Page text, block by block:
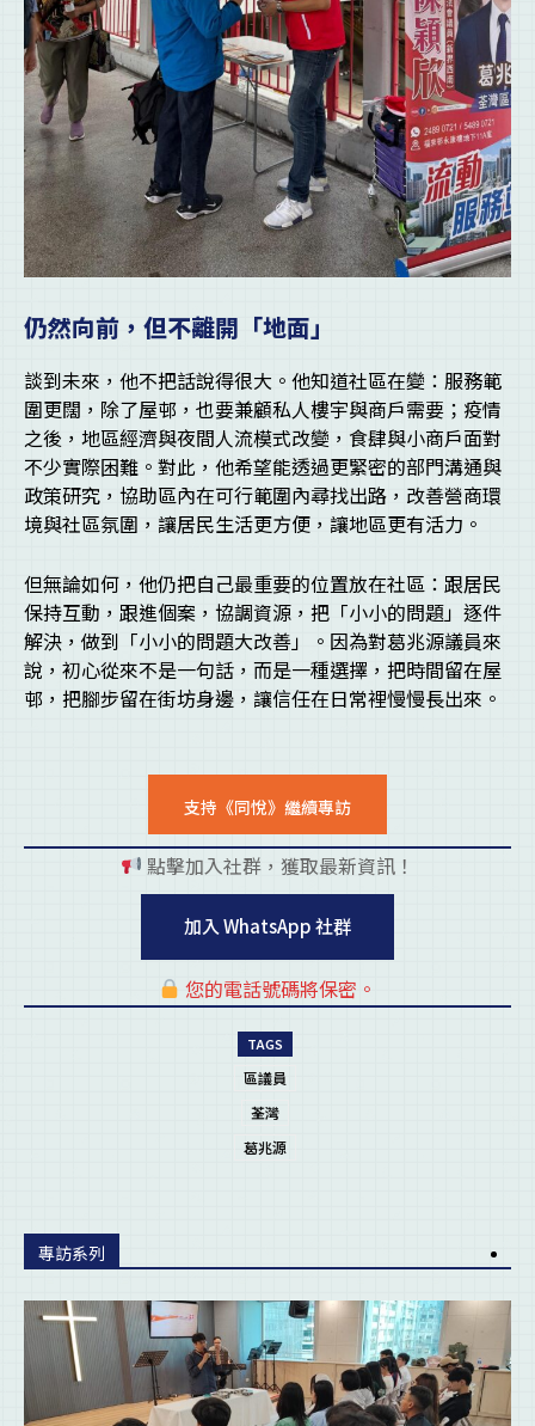
仍然向前，但不離開「地面」
談到未來，他不把話說得很大。他知道社區在變：服務範
圍更闊，除了屋邨，也要兼顧私人樓宇與商戶需要；疫情
之後，地區經濟與夜間人流模式改變，食肆與小商戶面對
不少實際困難。對此，他希望能透過更緊密的部門溝通與
政策研究，協助區內在可行範圍內尋找出路，改善營商環
境與社區氛圍，讓居民生活更方便，讓地區更有活力。
但無論如何，他仍把自己最重要的位置放在社區：跟居民
保持互動，跟進個案，協調資源，把「小小的問題」逐件
解決，做到「小小的問題大改善」。因為對葛兆源議員來
說，初心從來不是一句話，而是一種選擇，把時間留在屋
邨，把腳步留在街坊身邊，讓信任在日常裡慢慢長出來。
支持《同悅》繼續專訪
點擊加入社群，獲取最新資訊！
加入 WhatsApp 社群
您的電話號碼將保密。
TAGS
區議員
荃灣
葛兆源
專訪系列